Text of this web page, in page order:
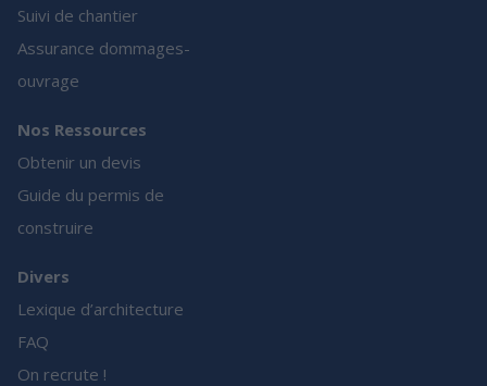
Suivi de chantier
Assurance dommages-
ouvrage
Nos Ressources
Obtenir un devis
Guide du permis de
construire
Divers
Lexique d’architecture
FAQ
On recrute !